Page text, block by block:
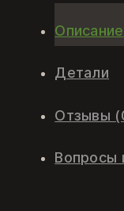
Описание
Детали
Отзывы
Вопросы